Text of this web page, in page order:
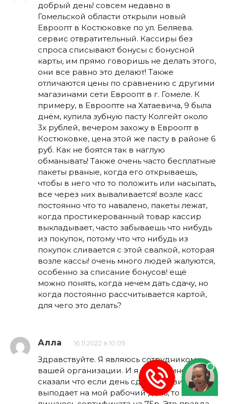
добрый день! совсем недавно в
Гомельской области открыли новый
Евроопт в Костюковке по ул. Беляева.
сервис отвратительный. Кассиры без
спроса списывают бонусы с бонусной
карты, им прямо говоришь не делать этого,
они все равно это делают! Также
отличаются цены по сравнению с другими
магазинами сети Евроопт в г. Гомеле. К
примеру, в Евроопте на Хатаевича, 9 была
днём, купила зубную пасту Колгейт около
3х рублей, вечером захожу в Евроопт в
Костюковке, цена этой же пасту в районе 6
руб. Как не боятся так в наглую
обманывать! Также очень часто бесплатные
пакеты рваные, когда его открываешь,
чтобы в него что то положить или насыпать,
все через них вываливается! возле касс
постоянно что то навалено, пакеты лежат,
когда простикерованный товар кассир
выкладывает, часто забываешь что нибудь
из покупок, потому что что нибудь из
покупок сливается с этой свалкой, которая
возле кассы! очень много людей жалуются,
особенно за списание бонусов! ещё
можно понять, когда нечем дать сдачу, но
когда постоянно рассчитывается картой,
для чего это делать?
Алла 16.11.2022 в 10:09
Здравствуйте. Я являюсь сотрудником
вашей организации. И я донор, мне
сказали что если день сдачи крови
выподает на мой рабочий день, то я